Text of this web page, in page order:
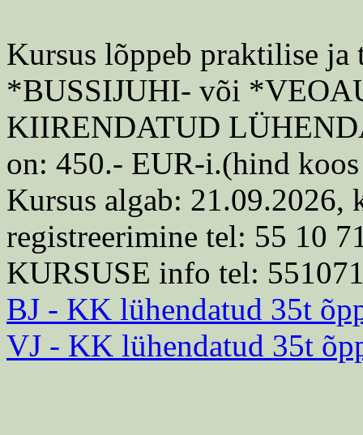
Kursus lõppeb praktilise ja
*BUSSIJUHI- või
KIIRENDATUD
on: 450.- EUR-i.(hind
Kursus algab:
registreerimine tel: 55 10
KURSUSE info tel:
BJ - KK lühendatud 35t
VJ - KK lühendatud 35t